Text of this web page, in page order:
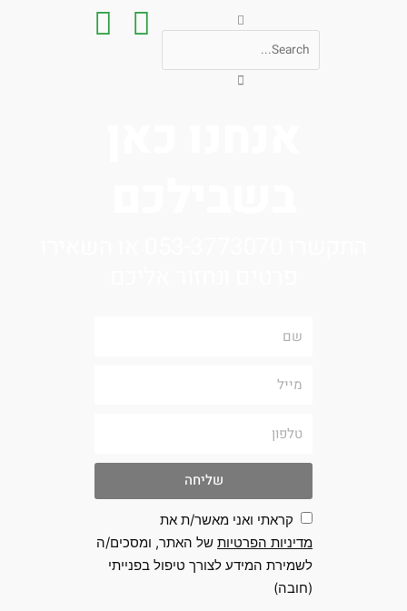
שליחה
קראתי ואני מאשר/ת את
מדיניות הפרטיותשל האתר, ומסכים/ה
לשמירת המידע לצורך טיפול בפנייתי
(חובה)